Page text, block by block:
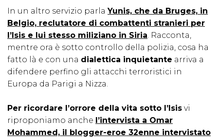
In un altro servizio parlaYunis, che da Bruges, in
Belgio, reclutatore di combattenti stranieri per
l’Isis e lui stesso miliziano in Siria. Racconta,
mentre ora è sotto controllo della polizia, cosa ha
fatto là e con una dialettica inquietante arriva a
difendere perfino gli attacchi terroristici in
Europa da Parigi a Nizza.
Per ricordare l’orrore della vita sotto l’Isis vi
riproponiamo anche l’intervista a Omar
Mohammed, il blogger-eroe 32enne intervistato